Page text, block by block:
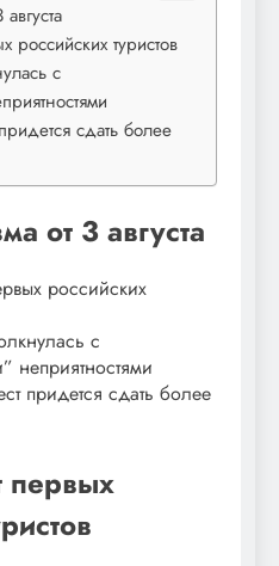
российских туристов
с
сдать более
от 3 августа
российских
с
неприятностями
придется сдать более
первых